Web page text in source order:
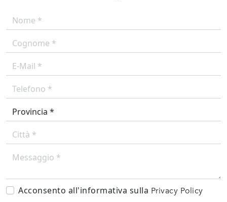
Acconsento all'informativa sulla Privacy Policy